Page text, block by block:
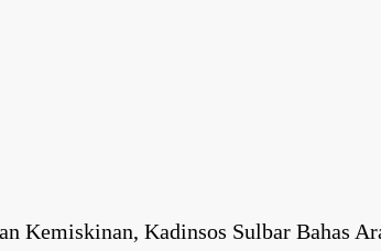
Kemiskinan, Kadinsos Sulbar Bahas